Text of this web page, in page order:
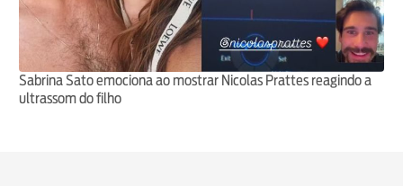
Sabrina Sato emociona ao mostrar Nicolas Prattes reagindo a
ultrassom do filho